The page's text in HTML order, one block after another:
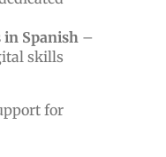
in Spanish –
skills
for